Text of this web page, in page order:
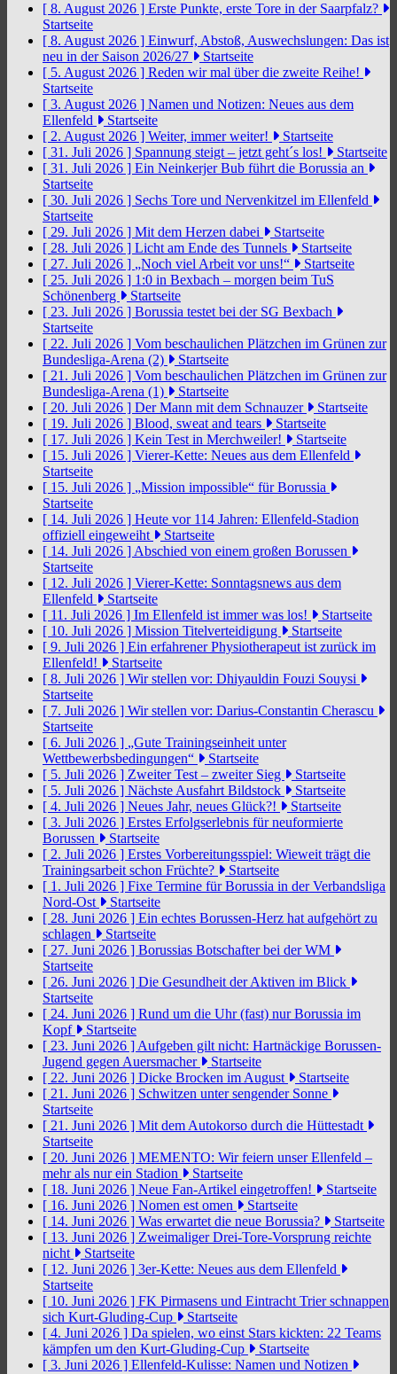
[ 8. August 2026 ] Erste Punkte, erste Tore in der Saarpfalz?
Startseite
[ 8. August 2026 ] Einwurf, Abstoß, Auswechslungen: Das ist
neu in der Saison 2026/27
Startseite
[ 5. August 2026 ] Reden wir mal über die zweite Reihe!
Startseite
[ 3. August 2026 ] Namen und Notizen: Neues aus dem
Ellenfeld
Startseite
[ 2. August 2026 ] Weiter, immer weiter!
Startseite
[ 31. Juli 2026 ] Spannung steigt – jetzt geht´s los!
Startseite
[ 31. Juli 2026 ] Ein Neinkerjer Bub führt die Borussia an
Startseite
[ 30. Juli 2026 ] Sechs Tore und Nervenkitzel im Ellenfeld
Startseite
[ 29. Juli 2026 ] Mit dem Herzen dabei
Startseite
[ 28. Juli 2026 ] Licht am Ende des Tunnels
Startseite
[ 27. Juli 2026 ] „Noch viel Arbeit vor uns!“
Startseite
[ 25. Juli 2026 ] 1:0 in Bexbach – morgen beim TuS
Schönenberg
Startseite
[ 23. Juli 2026 ] Borussia testet bei der SG Bexbach
Startseite
[ 22. Juli 2026 ] Vom beschaulichen Plätzchen im Grünen zur
Bundesliga-Arena (2)
Startseite
[ 21. Juli 2026 ] Vom beschaulichen Plätzchen im Grünen zur
Bundesliga-Arena (1)
Startseite
[ 20. Juli 2026 ] Der Mann mit dem Schnauzer
Startseite
[ 19. Juli 2026 ] Blood, sweat and tears
Startseite
[ 17. Juli 2026 ] Kein Test in Merchweiler!
Startseite
[ 15. Juli 2026 ] Vierer-Kette: Neues aus dem Ellenfeld
Startseite
[ 15. Juli 2026 ] „Mission impossible“ für Borussia
Startseite
[ 14. Juli 2026 ] Heute vor 114 Jahren: Ellenfeld-Stadion
offiziell eingeweiht
Startseite
[ 14. Juli 2026 ] Abschied von einem großen Borussen
Startseite
[ 12. Juli 2026 ] Vierer-Kette: Sonntagsnews aus dem
Ellenfeld
Startseite
[ 11. Juli 2026 ] Im Ellenfeld ist immer was los!
Startseite
[ 10. Juli 2026 ] Mission Titelverteidigung
Startseite
[ 9. Juli 2026 ] Ein erfahrener Physiotherapeut ist zurück im
Ellenfeld!
Startseite
[ 8. Juli 2026 ] Wir stellen vor: Dhiyauldin Fouzi Souysi
Startseite
[ 7. Juli 2026 ] Wir stellen vor: Darius-Constantin Cherascu
Startseite
[ 6. Juli 2026 ] „Gute Trainingseinheit unter
Wettbewerbsbedingungen“
Startseite
[ 5. Juli 2026 ] Zweiter Test – zweiter Sieg
Startseite
[ 5. Juli 2026 ] Nächste Ausfahrt Bildstock
Startseite
[ 4. Juli 2026 ] Neues Jahr, neues Glück?!
Startseite
[ 3. Juli 2026 ] Erstes Erfolgserlebnis für neuformierte
Borussen
Startseite
[ 2. Juli 2026 ] Erstes Vorbereitungsspiel: Wieweit trägt die
Trainingsarbeit schon Früchte?
Startseite
[ 1. Juli 2026 ] Fixe Termine für Borussia in der Verbandsliga
Nord-Ost
Startseite
[ 28. Juni 2026 ] Ein echtes Borussen-Herz hat aufgehört zu
schlagen
Startseite
[ 27. Juni 2026 ] Borussias Botschafter bei der WM
Startseite
[ 26. Juni 2026 ] Die Gesundheit der Aktiven im Blick
Startseite
[ 24. Juni 2026 ] Rund um die Uhr (fast) nur Borussia im
Kopf
Startseite
[ 23. Juni 2026 ] Aufgeben gilt nicht: Hartnäckige Borussen-
Jugend gegen Auersmacher
Startseite
[ 22. Juni 2026 ] Dicke Brocken im August
Startseite
[ 21. Juni 2026 ] Schwitzen unter sengender Sonne
Startseite
[ 21. Juni 2026 ] Mit dem Autokorso durch die Hüttestadt
Startseite
[ 20. Juni 2026 ] MEMENTO: Wir feiern unser Ellenfeld –
mehr als nur ein Stadion
Startseite
[ 18. Juni 2026 ] Neue Fan-Artikel eingetroffen!
Startseite
[ 16. Juni 2026 ] Nomen est omen
Startseite
[ 14. Juni 2026 ] Was erwartet die neue Borussia?
Startseite
[ 13. Juni 2026 ] Zweimaliger Drei-Tore-Vorsprung reichte
nicht
Startseite
[ 12. Juni 2026 ] 3er-Kette: Neues aus dem Ellenfeld
Startseite
[ 10. Juni 2026 ] FK Pirmasens und Eintracht Trier schnappen
sich Kurt-Gluding-Cup
Startseite
[ 4. Juni 2026 ] Da spielen, wo einst Stars kickten: 22 Teams
kämpfen um den Kurt-Gluding-Cup
Startseite
[ 3. Juni 2026 ] Ellenfeld-Kulisse: Namen und Notizen